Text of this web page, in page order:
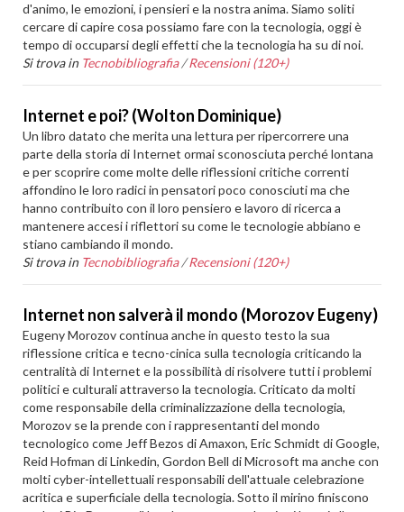
d'animo, le emozioni, i pensieri e la nostra anima. Siamo soliti
cercare di capire cosa possiamo fare con la tecnologia, oggi è
tempo di occuparsi degli effetti che la tecnologia ha su di noi.
Si trova in Tecnobibliografia /Recensioni (120+)
Internet e poi? (Wolton Dominique)
Un libro datato che merita una lettura per ripercorrere una
parte della storia di Internet ormai sconosciuta perché lontana
e per scoprire come molte delle riflessioni critiche correnti
affondino le loro radici in pensatori poco conosciuti ma che
hanno contribuito con il loro pensiero e lavoro di ricerca a
mantenere accesi i riflettori su come le tecnologie abbiano e
stiano cambiando il mondo.
Si trova in Tecnobibliografia /Recensioni (120+)
Internet non salverà il mondo (Morozov Eugeny)
Eugeny Morozov continua anche in questo testo la sua
riflessione critica e tecno-cinica sulla tecnologia criticando la
centralità di Internet e la possibilità di risolvere tutti i problemi
politici e culturali attraverso la tecnologia. Criticato da molti
come responsabile della criminalizzazione della tecnologia,
Morozov se la prende con i rappresentanti del mondo
tecnologico come Jeff Bezos di Amaxon, Eric Schmidt di Google,
Reid Hofman di Linkedin, Gordon Bell di Microsoft ma anche con
molti cyber-intellettuali responsabili dell'attuale celebrazione
acritica e superficiale della tecnologia. Sotto il mirino finiscono